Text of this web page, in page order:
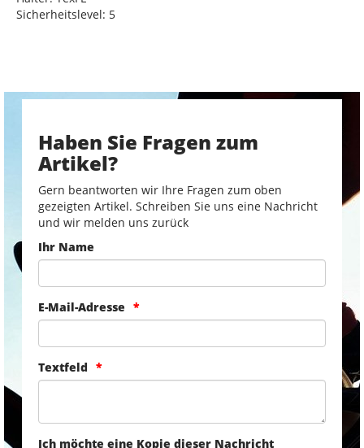
Sicherheitslevel: 5
Haben Sie Fragen zum
Artikel?
Gern beantworten wir Ihre Fragen zum oben
gezeigten Artikel. Schreiben Sie uns eine Nachricht
und wir melden uns zurück
Ihr Name
E-Mail-Adresse
Textfeld
Ich möchte eine Kopie dieser Nachricht